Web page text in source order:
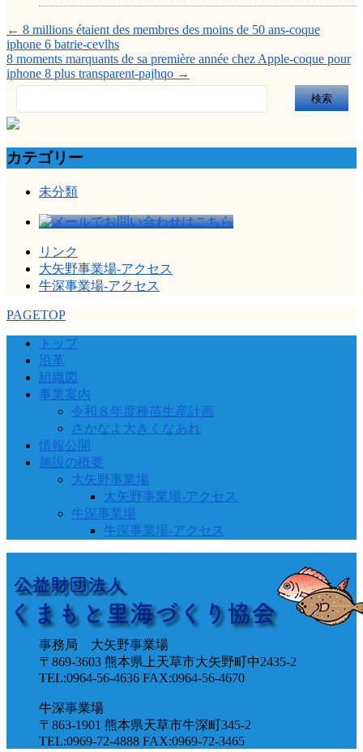
← 8 millions étaient des membres des moins de 50 ans-coque
iphone 6 batrie-cevlhs
8 moments marquants de sa première année chez Apple-coque pour
iphone 8 plus transparent-pajhqo →
索:
カテゴリー
未分類
リンク
大矢野事業場-アクセス
牛深事業場-アクセス
PAGETOP
トップ
沿革
組織図
事業案内
令和８年度種苗生産計画
さかなよ大きくなあれ
情報公開
施設の概要
大矢野事業場
大矢野事業場-アクセス
牛深事業場
牛深事業場-アクセス
事務局 大矢野事業場
〒869-3603 熊本県上天草市大矢野町中2435-2
TEL:0964-56-4636 FAX:0964-56-4670
牛深事業場
〒863-1901 熊本県天草市牛深町345-2
TEL:0969-72-4888 FAX:0969-72-3465